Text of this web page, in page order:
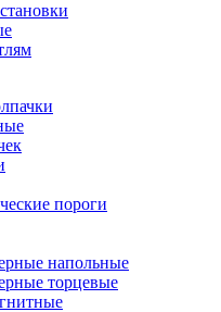
пороги
напольные
торцевые